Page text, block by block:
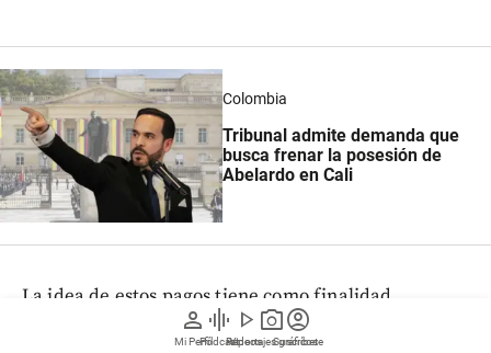
person
Mi Perfil
graphic_eq
Pódcast
play_arrow
Videos
photo_camera
Reportajes gráficos
account_circle
Suscríbete
Colombia
Tribunal admite demanda que
busca frenar la posesión de
Abelardo en Cali
La idea de estos pagos tiene como finalidad
incentivar a las personas a hacer la denuncia de
cualquier acción sospechosa que pueda